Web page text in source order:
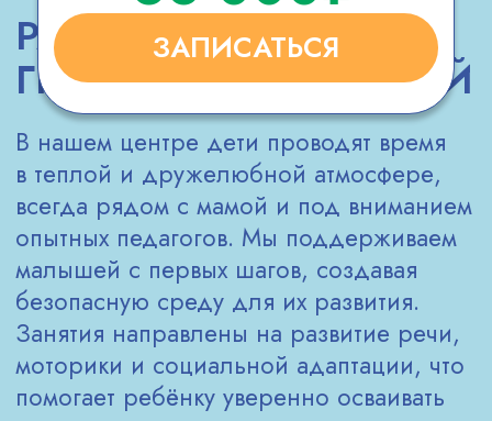
знаний, чтобы лучше понять, на каком
этапе находится ваш ребёнок и какие
навыки требуют дополнительного
внимания.
ПОЛУЧИТЬ КОНСУЛЬТАЦИЮ
ЭКСПЕРТЫ
ПО ДЕТСКОМУ
РАЗВИТИЮ